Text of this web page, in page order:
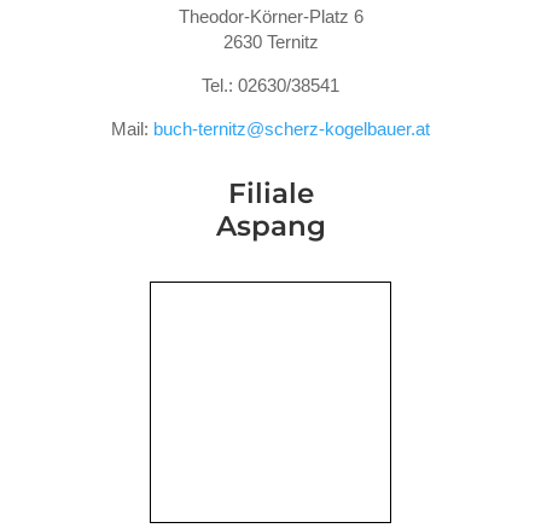
Theodor-Körner-Platz 6
2630 Ternitz
Tel.: 02630/38541
Mail: buch-ternitz@scherz-kogelbauer.at
Filiale
Aspang